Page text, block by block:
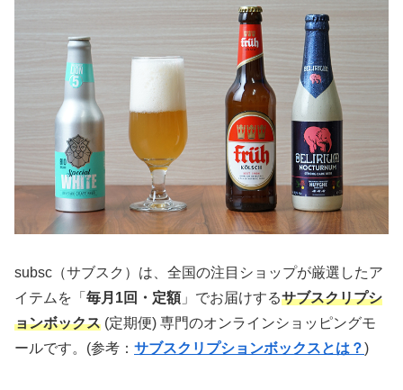
subsc（サブスク）は、全国の注目ショップが厳選したア
イテムを「 毎月1回・定額」でお届けするサブスクリプシ
ョンボックス (定期便) 専門のオンラインショッピングモ
ールです。(参考： サブスクリプションボックスとは？)